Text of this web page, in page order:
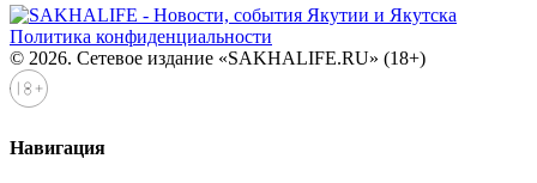
Политика конфиденциальности
© 2026. Сетевое издание «SAKHALIFE.RU» (18+)
Навигация